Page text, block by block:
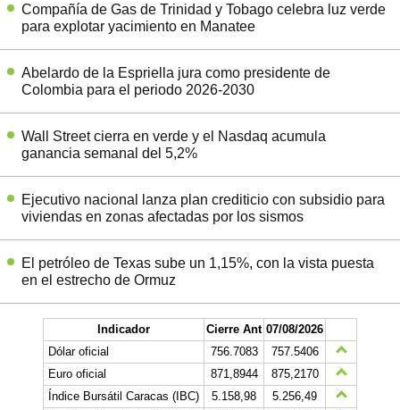
Compañía de Gas de Trinidad y Tobago celebra luz verde
para explotar yacimiento en Manatee
Abelardo de la Espriella jura como presidente de
Colombia para el periodo 2026-2030
Wall Street cierra en verde y el Nasdaq acumula
ganancia semanal del 5,2%
Ejecutivo nacional lanza plan crediticio con subsidio para
viviendas en zonas afectadas por los sismos
El petróleo de Texas sube un 1,15%, con la vista puesta
en el estrecho de Ormuz
Indicador Cierre Ant 07/08/2026
Dólar oficial
756.7083
757.5406
Euro oficial
871,8944
875,2170
Índice Bursátil Caracas (IBC)
5.158,98
5.256,49